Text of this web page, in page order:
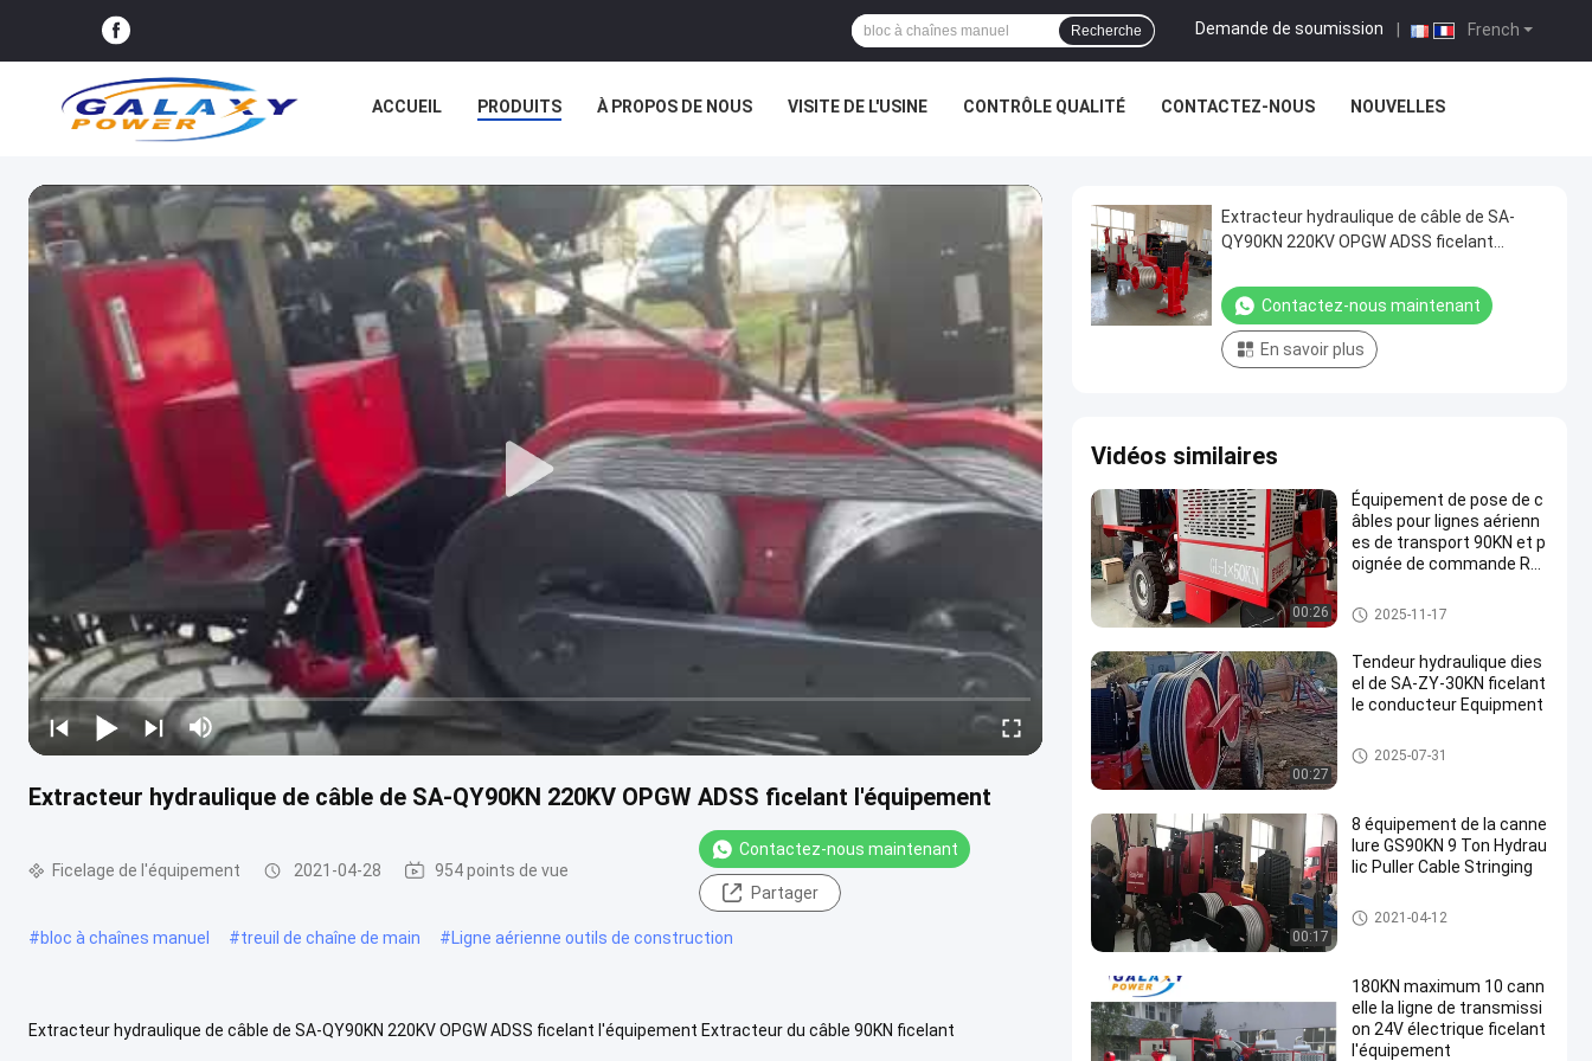
French
Demande de soumission
Recherche
ACCUEIL PRODUITS À PROPOS DE NOUS VISITE DE L'USINE CONTRÔLE QUALITÉ CONTACTEZ-NOUS NOUVELLES
Extracteur hydraulique de câble de SA-QY90KN 220KV OPGW ADSS ficelant l'équipement
Ficelage de l'équipement 2021-04-28 954 points de vue
Contactez-nous maintenant
Partager
#bloc à chaînes manuel #treuil de chaîne de main #Ligne aérienne outils de construction
Extracteur hydraulique de câble de SA-QY90KN 220KV OPGW ADSS ficelant l'équipement Extracteur du câble 90KN ficelant
Extracteur hydraulique de câble de SA-
QY90KN 220KV OPGW ADSS ficelant
Contactez-nous maintenant
En savoir plus
Vidéos similaires
00:26
Équipement de pose de c
âbles pour lignes aérienn
es de transport 90KN et p
oignée de commande Rex
Ficelage de l'équipement
2025-11-17
00:27
Tendeur hydraulique dies
el de SA-ZY-30KN ficelant
le conducteur Equipment
tendeur hydraulique de câble
2025-07-31
00:17
8 équipement de la canne
lure GS90KN 9 Ton Hydrau
lic Puller Cable Stringing
ligne électrique ficelant l'équip
ement
2021-04-12
180KN maximum 10 cann
elle la ligne de transmissi
on 24V électrique ficelant
l'équipement